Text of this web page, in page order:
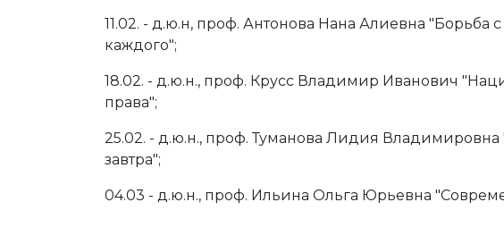
11.02. - д.ю.н, проф. Антонова Нана Алиевна "Борьба
каждого";
18.02. - д.ю.н., проф. Крусс Владимир Иванович
права";
25.02. - д.ю.н., проф. Туманова Лидия Владимировна
завтра";
04.03 - д.ю.н., проф. Ильина Ольга Юрьевна